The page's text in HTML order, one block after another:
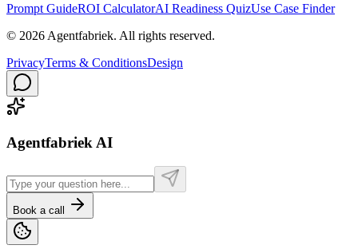
Prompt GuideROI CalculatorAI Readiness QuizUse Case Finder
© 2026 Agentfabriek. All rights reserved.
PrivacyTerms & ConditionsDesign
Agentfabriek AI
Book a call